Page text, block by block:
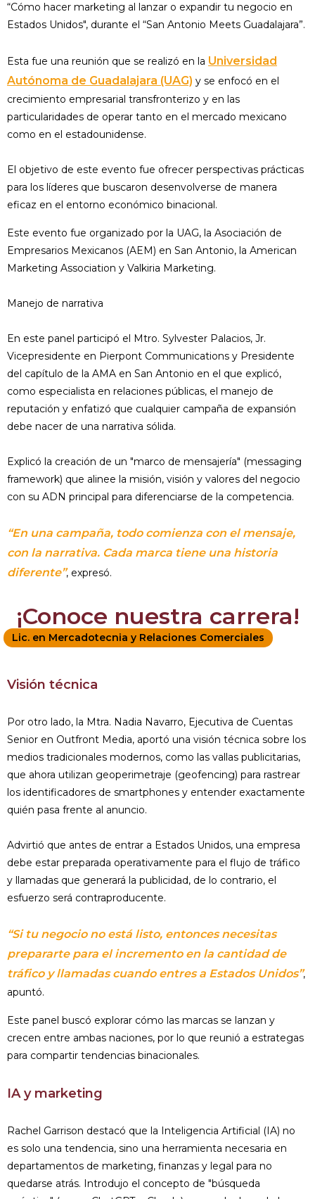
“Cómo hacer marketing al lanzar o expandir tu negocio en
Estados Unidos", durante el “San Antonio Meets Guadalajara”.
Esta fue una reunión que se realizó en la Universidad
Autónoma de Guadalajara (UAG) y se enfocó en el
crecimiento empresarial transfronterizo y en las
particularidades de operar tanto en el mercado mexicano
como en el estadounidense.
El objetivo de este evento fue ofrecer perspectivas prácticas
para los líderes que buscaron desenvolverse de manera
eficaz en el entorno económico binacional.
Este evento fue organizado por la UAG, la Asociación de
Empresarios Mexicanos (AEM) en San Antonio, la American
Marketing Association y Valkiria Marketing.
Manejo de narrativa
En este panel participó el Mtro. Sylvester Palacios, Jr.
Vicepresidente en Pierpont Communications y Presidente
del capítulo de la AMA en San Antonio en el que explicó,
como especialista en relaciones públicas, el manejo de
reputación y enfatizó que cualquier campaña de expansión
debe nacer de una narrativa sólida.
Explicó la creación de un "marco de mensajería" (messaging
framework) que alinee la misión, visión y valores del negocio
con su ADN principal para diferenciarse de la competencia.
“En una campaña, todo comienza con el mensaje,
con la narrativa. Cada marca tiene una historia
diferente”, expresó.
¡Conoce nuestra carrera!
Lic. en Mercadotecnia y Relaciones Comerciales
Visión técnica
Por otro lado, la Mtra. Nadia Navarro, Ejecutiva de Cuentas
Senior en Outfront Media, aportó una visión técnica sobre los
medios tradicionales modernos, como las vallas publicitarias,
que ahora utilizan geoperimetraje (geofencing) para rastrear
los identificadores de smartphones y entender exactamente
quién pasa frente al anuncio.
Advirtió que antes de entrar a Estados Unidos, una empresa
debe estar preparada operativamente para el flujo de tráfico
y llamadas que generará la publicidad, de lo contrario, el
esfuerzo será contraproducente.
“Si tu negocio no está listo, entonces necesitas
prepararte para el incremento en la cantidad de
tráfico y llamadas cuando entres a Estados Unidos”,
apuntó.
Este panel buscó explorar cómo las marcas se lanzan y
crecen entre ambas naciones, por lo que reunió a estrategas
para compartir tendencias binacionales.
IA y marketing
Rachel Garrison destacó que la Inteligencia Artificial (IA) no
es solo una tendencia, sino una herramienta necesaria en
departamentos de marketing, finanzas y legal para no
quedarse atrás. Introdujo el concepto de "búsqueda